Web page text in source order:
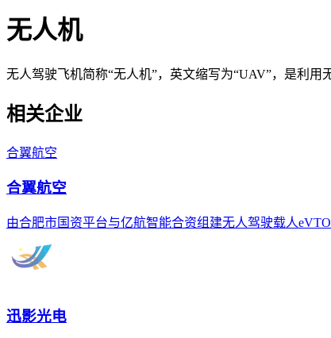
无人机
无人驾驶飞机简称“无人机”，英文缩写为“UAV”，是利
相关企业
合翼航空
合翼航空
由合肥市国资平台与亿航智能合资组建无人驾驶载人
迅影光电